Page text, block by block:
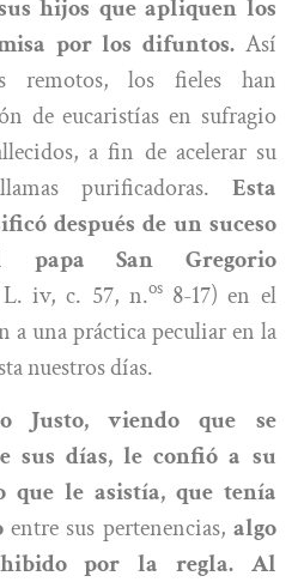
hijos que apliquen los
por los difuntos. Así
remotos, los fieles han
de eucaristías en sufragio
a fin de acelerar su
purificadoras. Esta
después de un suceso
San Gregorio
iv, c. 57, n.os8-17) en el
una práctica peculiar en la
nuestros días.
Justo, viendo que se
sus días, le confió a su
que le asistía, que tenía
entre sus pertenencias, algo
por la regla. Al